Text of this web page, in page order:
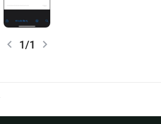
chevron_left 1/1 chevron_right